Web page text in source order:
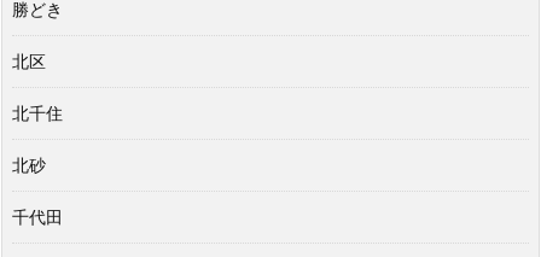
勝どき
北区
北千住
北砂
千代田